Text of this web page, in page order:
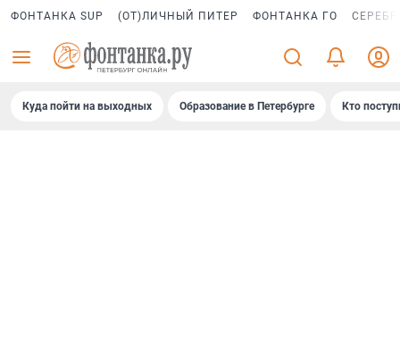
ФОНТАНКА SUP (ОТ)ЛИЧНЫЙ ПИТЕР ФОНТАНКА ГО
Куда пойти на выходных Образование в Петербурге Кто